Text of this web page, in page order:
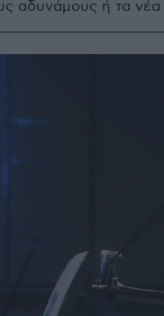
αδυνάμους ή τα νέα